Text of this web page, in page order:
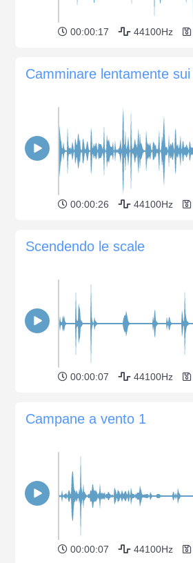
00:00:17 44100Hz
00:00:26 44100Hz
Scendendo le scale
00:00:07 44100Hz
Campane a vento 1
00:00:07 44100Hz